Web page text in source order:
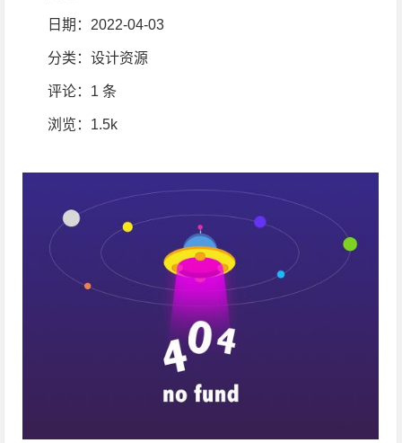
日期：2022-04-03
分类：设计资源
评论： 1 条
浏览 ：1.5k